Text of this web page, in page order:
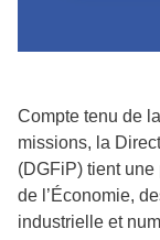
Compte tenu de
missions, la
(DGFiP) tient
de l’Économie,
industrielle et